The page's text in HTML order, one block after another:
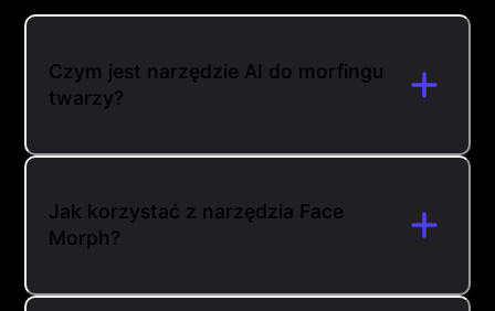
Czym jest narzędzie AI do morfingu
twarzy?
Jak korzystać z narzędzia Face
Morph?